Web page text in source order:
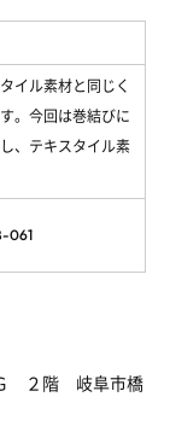
イル素材と同じく
。今回は巻結びに
、テキスタイル素
061
２階 岐阜市橋